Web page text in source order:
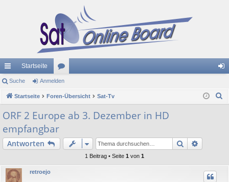
ch
ne
llz
ug
riff
Startseite
or
en m
Suche Anmelden
Startseite Foren-Übersicht Sat-Tv
ORF 2 Europe ab 3. Dezember in HD
empfangbar
Antworten Suche
1 Beitrag • Seite 1 von 1
retroejo